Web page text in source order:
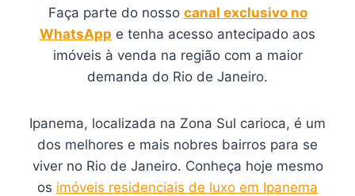
Faça parte do nosso canal exclusivo no
WhatsApp e tenha acesso antecipado aos
imóveis à venda na região com a maior
demanda do Rio de Janeiro.
Ipanema, localizada na Zona Sul carioca, é um
dos melhores e mais nobres bairros para se
viver no Rio de Janeiro. Conheça hoje mesmo
os imóveis residenciais de luxo em Ipanema